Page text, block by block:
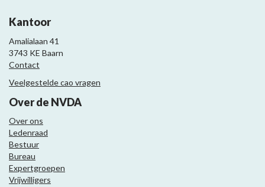
Kantoor
Amalialaan 41
3743 KE Baarn
Contact
Veelgestelde cao vragen
Over de NVDA
Over ons
Ledenraad
Bestuur
Bureau
Expertgroepen
Vrijwilligers